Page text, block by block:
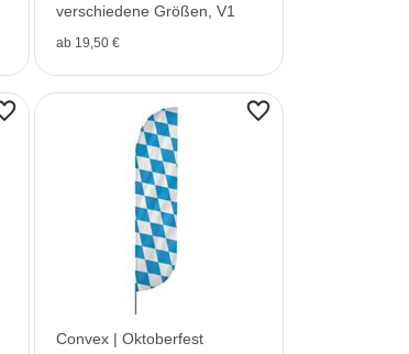
verschiedene Größen, V1
ab 19,50 €
Convex | Oktoberfest